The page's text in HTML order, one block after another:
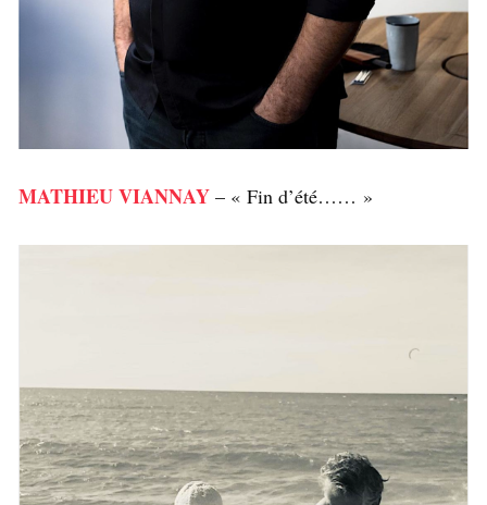
MATHIEU VIANNAY – « Fin d’été…… »